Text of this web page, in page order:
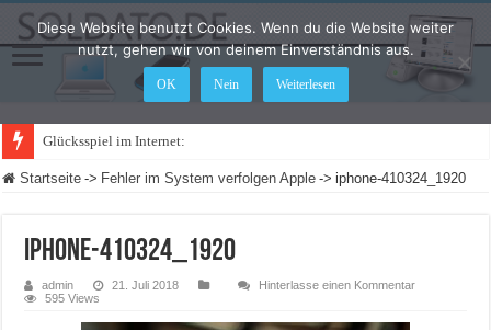
Glücksspiel im Internet: Was ändert sich
Startseite -> Fehler im System verfolgen Apple -> iphone-410324_1920
iphone-410324_1920
admin 21. Juli 2018
Hinterlasse einen Kommentar
595 Views
Diese Website benutzt Cookies. Wenn du die Website weiter
nutzt, gehen wir von deinem Einverständnis aus.
OK Nein Weiterlesen